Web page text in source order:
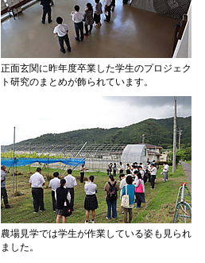
正面玄関に昨年度卒業した学生のプロジェク
ト研究のまとめが飾られています。
農場見学では学生が作業している姿も見られ
ました。